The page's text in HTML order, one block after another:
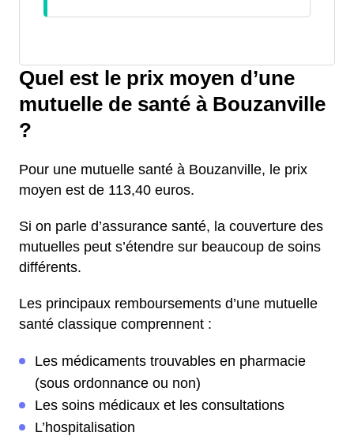
Quel est le prix moyen d’une
mutuelle de santé à Bouzanville
?
Pour une mutuelle santé à Bouzanville, le prix
moyen est de 113,40 euros.
Si on parle d’assurance santé, la couverture des
mutuelles peut s’étendre sur beaucoup de soins
différents.
Les principaux remboursements d’une mutuelle
santé classique comprennent :
Les médicaments trouvables en pharmacie
(sous ordonnance ou non)
Les soins médicaux et les consultations
L’hospitalisation